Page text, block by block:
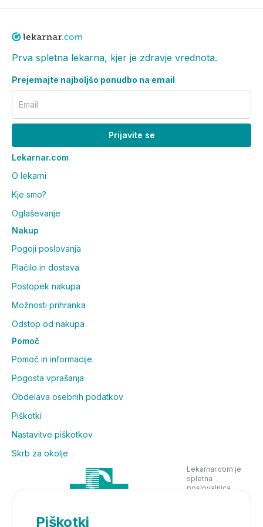
Šampon ima prozorno gelasto teksturo ter prijeten
cvetlični vonj z notami zelenih citrusov.
Ali lahko šampon uporabljam
skupaj z drugimi izdelki za nego
las?
Da. Po umivanju lahko nadaljujete z uporabo svojega
običajnega kozmetičnega izdelka za nego las ali
lasišča.
Prva spletna lekarna, kjer je zdravje vrednota.
Prejemajte najboljšo ponudbo na email
Email
Prijavite se
Lekarnar.com
O lekarni
Kje smo?
Oglaševanje
Nakup
Pogoji poslovanja
Plačilo in dostava
Postopek nakupa
Možnosti prihranka
Odstop od nakupa
Pomoč
Pomoč in informacije
Pogosta vprašanja
Obdelava osebnih podatkov
Piškotki
Nastavitve piškotkov
Skrb za okolje
Lekarnar.com je
spletna
poslovalnica
Piškotki